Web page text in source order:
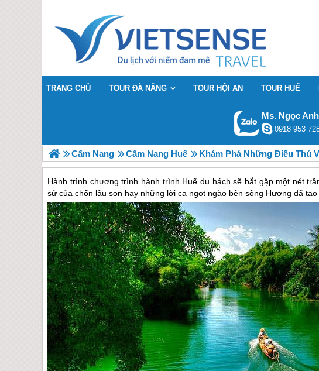
TRANG CHỦ TOUR ĐÀ NẴNG TOUR HỘI AN TOUR HUẾ
Ms. Ngọc Anh
0918 953
Cẩm Nang Cẩm Nang Huế Khám Phá Những Điều Thú
Hành trình chương trình hành trình Huế du hách sẽ bắt gặp một nét
sử của chốn lầu son hay những lời ca ngọt ngào bên sông Hương đã